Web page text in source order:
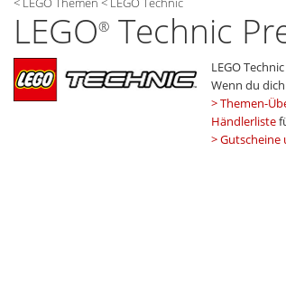
LEGO® Technic
LEGO
Wenn du
Themen-
Händlerliste
Gutscheine